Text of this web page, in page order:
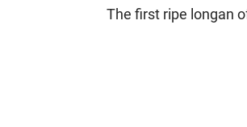
The first ripe longan